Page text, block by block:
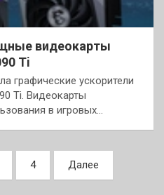
видеокарты
Ti
графические ускорители
Ti. Видеокарты
в игровых…
4 Далее